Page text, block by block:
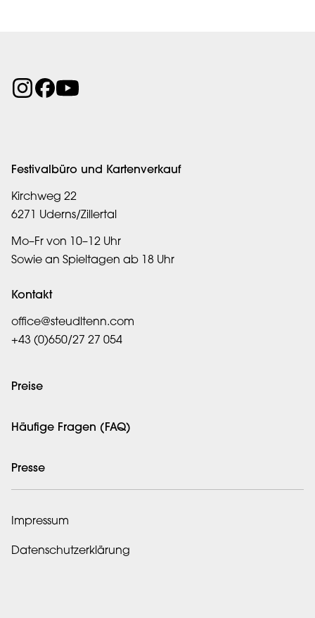
Festivalbüro und Kartenverkauf
Kirchweg 22
6271 Uderns/Zillertal
Mo–Fr von 10–12 Uhr
Sowie an Spieltagen ab 18 Uhr
Kontakt
office@steudltenn.com
+43 (0)650/27 27 054
Preise
Häufige Fragen (FAQ)
Presse
Impressum
Datenschutzerklärung